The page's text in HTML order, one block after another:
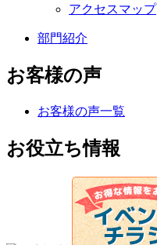
アクセスマップ
部門紹介
お客様の声
お客様の声一覧
お役立ち情報